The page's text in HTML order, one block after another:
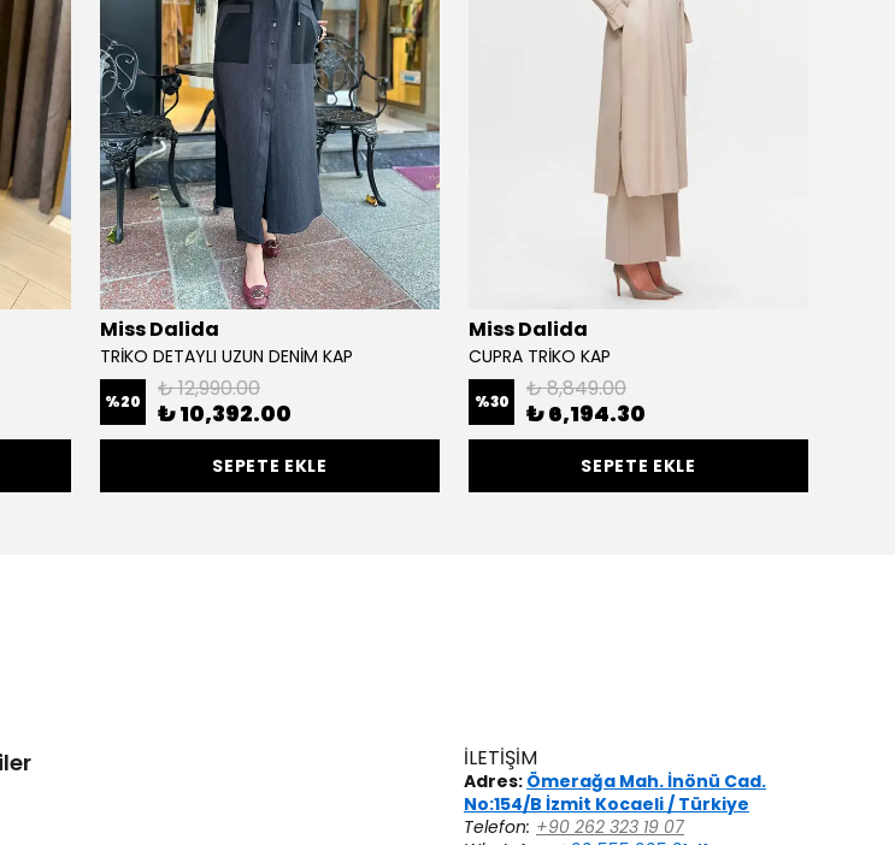
Miss Dalida
TRİKO DETAYLI UZUN DENİM KAP
%20 ₺ 12,990.00
₺ 10,392.00
SEPETE EKLE
Miss Dalida
CUPRA TRİKO KAP
%30 ₺ 8,849.00
₺ 6,194.30
SEPETE EKLE
İLETİŞİM
Adres: Ömerağa Mah. İnönü Cad.
No:154/B İzmit Kocaeli / Türkiye
Telefon: +90 262 323 19 07